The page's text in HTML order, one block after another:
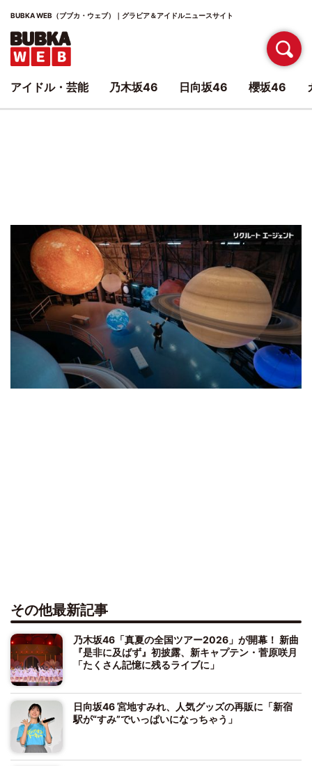
BUBKA WEB（ブブカ・ウェブ）｜グラビア＆アイドルニュースサイト
その他最新記事
乃木坂46「真夏の全国ツアー2026」が開幕！ 新曲
『是非に及ばず』初披露、新キャプテン・菅原咲月
「たくさん記憶に残るライブに」
日向坂46 宮地すみれ、人気グッズの再販に「新宿
駅が“すみ”でいっぱいになっちゃう」
アイドル・芸能 乃木坂46 日向坂46 櫻坂46